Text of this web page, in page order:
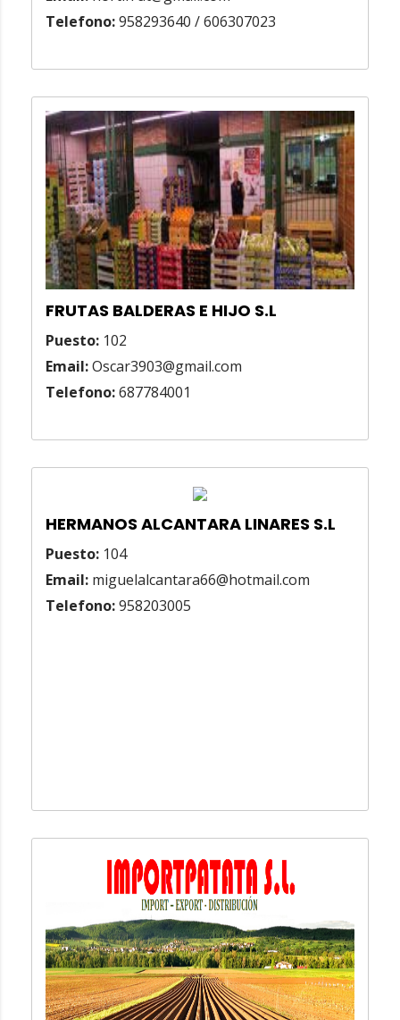
Telefono:958293640 / 606307023
FRUTAS BALDERAS E HIJO S.L
Puesto: 102
Email:Oscar3903@gmail.com
Telefono:687784001
HERMANOS ALCANTARA LINARES S.L
Puesto: 104
Email: miguelalcantara66@hotmail.com
Telefono:958203005